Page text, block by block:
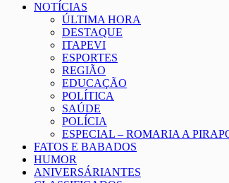
NOTÍCIAS
ÚLTIMA HORA
DESTAQUE
ITAPEVI
ESPORTES
REGIÃO
EDUCAÇÃO
POLÍTICA
SAÚDE
POLÍCIA
ESPECIAL – ROMARIA A
FATOS E BABADOS
HUMOR
ANIVERSÁRIANTES